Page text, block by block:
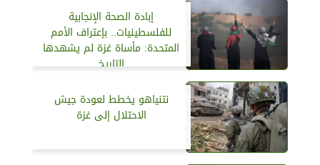
إبادة الصحة الإنجابية
للفلسطينيات.. بإعتراف الأمم
المتحدة: مأساة غزة لم يشهدها
التاريخ
نتنياهو يخطط لعودة جيش
الاحتلال إلى غزة